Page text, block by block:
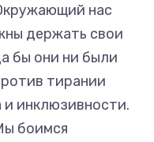
нас
держать свои
бы они ни были
тирании
и инклюзивности.
боимся